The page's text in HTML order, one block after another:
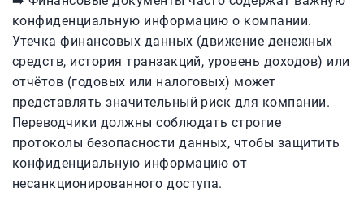
конфиденциальную информацию о компании.
Утечка финансовых данных (движение денежных
средств, история транзакций, уровень доходов) или
отчётов (годовых или налоговых) может
представлять значительный риск для компании.
Переводчики должны соблюдать строгие
протоколы безопасности данных, чтобы защитить
конфиденциальную информацию от
несанкционированного доступа.